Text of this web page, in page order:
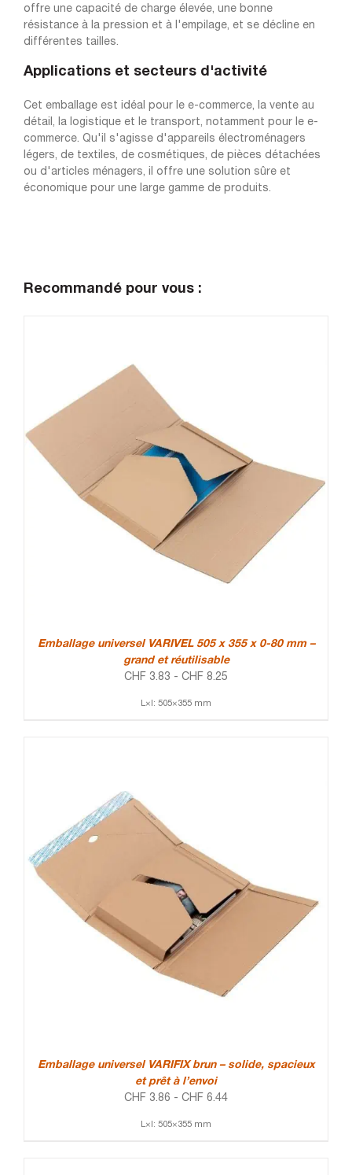
offre une capacité de charge élevée, une bonne
résistance à la pression et à l'empilage, et se décline en
différentes tailles.
Applications et secteurs d'activité
Cet emballage est idéal pour le e-commerce, la vente au
détail, la logistique et le transport, notamment pour le e-
commerce. Qu'il s'agisse d'appareils électroménagers
légers, de textiles, de cosmétiques, de pièces détachées
ou d'articles ménagers, il offre une solution sûre et
économique pour une large gamme de produits.
Recommandé pour vous :
Emballage universel VARIVEL 505 x 355 x 0-80 mm –
grand et réutilisable
CHF 3.83 - CHF 8.25
L×l: 505×355 mm
Emballage universel VARIFIX brun – solide, spacieux
et prêt à l’envoi
CHF 3.86 - CHF 6.44
L×l: 505×355 mm